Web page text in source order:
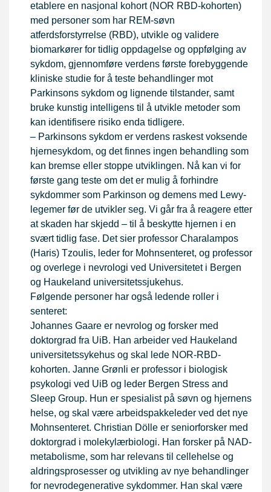
etablere en nasjonal kohort (NOR RBD-kohorten)
med personer som har REM-søvn
atferdsforstyrrelse (RBD), utvikle og validere
biomarkører for tidlig oppdagelse og oppfølging av
sykdom, gjennomføre verdens første forebyggende
kliniske studie for å teste behandlinger mot
Parkinsons sykdom og lignende tilstander, samt
bruke kunstig intelligens til å utvikle metoder som
kan identifisere risiko enda tidligere.
– Parkinsons sykdom er verdens raskest voksende
hjernesykdom, og det finnes ingen behandling som
kan bremse eller stoppe utviklingen. Nå kan vi for
første gang teste om det er mulig å forhindre
sykdommer som Parkinson og demens med Lewy-
legemer før de utvikler seg. Vi går fra å reagere etter
at skaden har skjedd – til å beskytte hjernen i en
svært tidlig fase. Det sier professor Charalampos
(Haris) Tzoulis, leder for Mohnsenteret, og professor
og overlege i nevrologi ved Universitetet i Bergen
og Haukeland universitetssjukehus.
Følgende personer har også ledende roller i
senteret:
Johannes Gaare er nevrolog og forsker med
doktorgrad fra UiB. Han arbeider ved Haukeland
universitetssykehus og skal lede NOR-RBD-
kohorten. Janne Grønli er professor i biologisk
psykologi ved UiB og leder Bergen Stress and
Sleep Group. Hun er spesialist på søvn og hjernens
helse, og skal være arbeidspakkeleder ved det nye
Mohnsenteret. Christian Dölle er seniorforsker med
doktorgrad i molekylærbiologi. Han forsker på NAD-
metabolisme, som har relevans til cellehelse og
aldringsprosesser og utvikling av nye behandlinger
for nevrodegenerative sykdommer. Han skal være